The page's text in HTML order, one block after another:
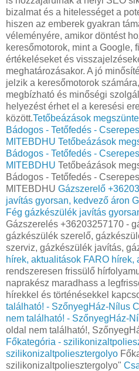
bizalmat és a hitelességet a
hiszen az emberek gyakran
véleményére, amikor döntést
keresőmotorok, mint a Google,
értékeléseket és
meghatározásakor. A jó
jelzik a keresőmotorok
megbízható és minőségi
helyezést érhet el a keresési
között.Tetőbeázások
Bádogos - Tetőfedés -
MITEBDHU Tetőbeázások
Bádogos - Tetőfedés -
MITEBDHU Tetőbeázások
Bádogos - Tetőfedés -
MITEBDHU Gázszerelő
javítás gyorsan, kedvező áron
Fég gázkészülék javítás
Gázszerelés +36203257170 -
gázkészülék szerelő,
szerviz, gázkészülék javítás,
hírek, aktualitások FARO hírek,
rendszeresen frissülő
naprakész maradhass a
hírekkel és történésekkel
található! - SzőnyegHáz-Nílus
nem található! - SzőnyegHáz-
oldal nem található!,
Főkategória -
szilikonizaltpoliesztergolyo
szilikonizaltpoliesztergolyo"